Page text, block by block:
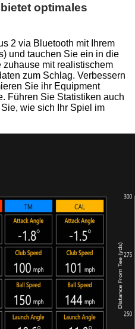
optimales
2 via Bluetooth mit Ihrem
und tauchen Sie ein in die
mit realistischem
zum Schlag. Verbessern
Sie ihr Equipment
Führen Sie Statistiken auch
wie sich Ihr Spiel im